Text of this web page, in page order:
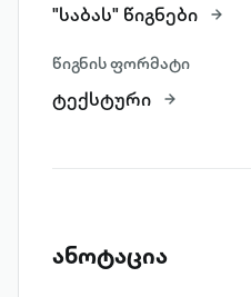
"საბას" წიგნები
წიგნის ფორმატი
ტექსტური
ანოტაცია